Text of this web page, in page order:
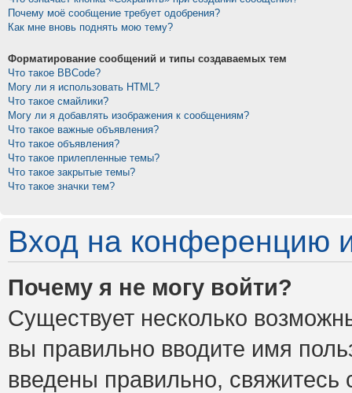
Почему моё сообщение требует одобрения?
Как мне вновь поднять мою тему?
Форматирование сообщений и типы создаваемых тем
Что такое BBCode?
Могу ли я использовать HTML?
Что такое смайлики?
Могу ли я добавлять изображения к сообщениям?
Что такое важные объявления?
Что такое объявления?
Что такое прилепленные темы?
Что такое закрытые темы?
Что такое значки тем?
Вход на конференцию
Почему я не могу войти?
Существует несколько
вы правильно вводите имя
введены правильно,